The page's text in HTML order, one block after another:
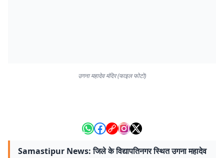
उगना महादेव मंदिर (फाइल फोटो)
Samastipur News: जिले के विद्यापतिनगर स्थित उगना महादेव